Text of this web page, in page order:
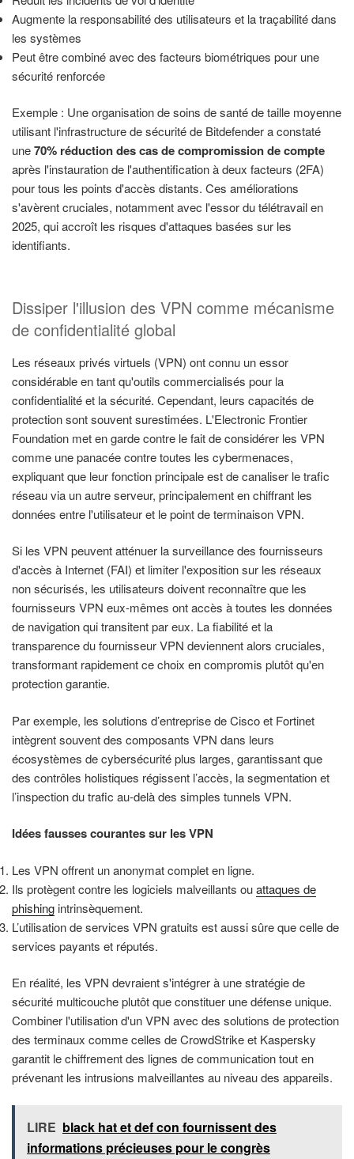
Augmente la responsabilité des utilisateurs et la traçabilité dans
les systèmes
Peut être combiné avec des facteurs biométriques pour une
sécurité renforcée
Exemple : Une organisation de soins de santé de taille moyenne
utilisant l'infrastructure de sécurité de Bitdefender a constaté
une70% réduction des cas de compromission de compte
après l'instauration de l'authentification à deux facteurs (2FA)
pour tous les points d'accès distants. Ces améliorations
s'avèrent cruciales, notamment avec l'essor du télétravail en
2025, qui accroît les risques d'attaques basées sur les
identifiants.
Dissiper l'illusion des VPN comme mécanisme
de confidentialité global
Les réseaux privés virtuels (VPN) ont connu un essor
considérable en tant qu'outils commercialisés pour la
confidentialité et la sécurité. Cependant, leurs capacités de
protection sont souvent surestimées. L'Electronic Frontier
Foundation met en garde contre le fait de considérer les VPN
comme une panacée contre toutes les cybermenaces,
expliquant que leur fonction principale est de canaliser le trafic
réseau via un autre serveur, principalement en chiffrant les
données entre l'utilisateur et le point de terminaison VPN.
Si les VPN peuvent atténuer la surveillance des fournisseurs
d'accès à Internet (FAI) et limiter l'exposition sur les réseaux
non sécurisés, les utilisateurs doivent reconnaître que les
fournisseurs VPN eux-mêmes ont accès à toutes les données
de navigation qui transitent par eux. La fiabilité et la
transparence du fournisseur VPN deviennent alors cruciales,
transformant rapidement ce choix en compromis plutôt qu'en
protection garantie.
Par exemple, les solutions d’entreprise de Cisco et Fortinet
intègrent souvent des composants VPN dans leurs
écosystèmes de cybersécurité plus larges, garantissant que
des contrôles holistiques régissent l’accès, la segmentation et
l’inspection du trafic au-delà des simples tunnels VPN.
Idées fausses courantes sur les VPN
Les VPN offrent un anonymat complet en ligne.
Ils protègent contre les logiciels malveillants ouattaques de
phishing intrinsèquement.
L’utilisation de services VPN gratuits est aussi sûre que celle de
services payants et réputés.
En réalité, les VPN devraient s'intégrer à une stratégie de
sécurité multicouche plutôt que constituer une défense unique.
Combiner l'utilisation d'un VPN avec des solutions de protection
des terminaux comme celles de CrowdStrike et Kaspersky
garantit le chiffrement des lignes de communication tout en
prévenant les intrusions malveillantes au niveau des appareils.
LIRE black hat et def con fournissent des
informations précieuses pour le congrès